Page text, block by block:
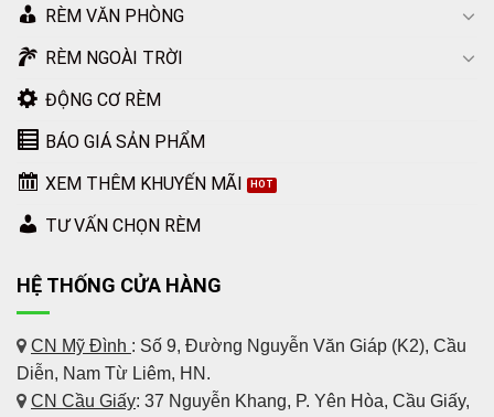
RÈM VĂN PHÒNG
RÈM NGOÀI TRỜI
ĐỘNG CƠ RÈM
BÁO GIÁ SẢN PHẨM
XEM THÊM KHUYẾN MÃI
TƯ VẤN CHỌN RÈM
HỆ THỐNG CỬA HÀNG
CN Mỹ Đình : Số 9, Đường Nguyễn Văn Giáp (K2), Cầu
Diễn, Nam Từ Liêm, HN.
CN Cầu Giấy: 37 Nguyễn Khang, P. Yên Hòa, Cầu Giấy,